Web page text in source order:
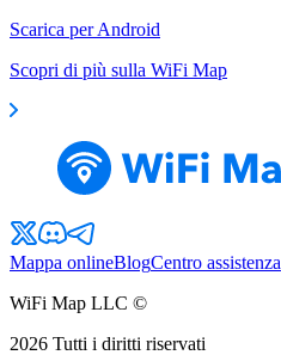
Scarica per Android
Scopri di più sulla WiFi Map
Mappa onlineBlogCentro assistenza
WiFi Map LLC ©
2026 Tutti i diritti riservati